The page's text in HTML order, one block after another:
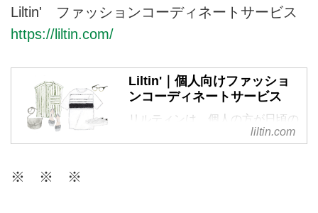
スタイリスト植村美智子のホーム
Liltin' ファッションコーディネートサービス
https://liltin.com/
Liltin'｜個人向けファッショ
ンコーディネートサービス
リルティンは、個人の方が日頃の
ファッションに関するお悩みを相
liltin.com
※ ※ ※